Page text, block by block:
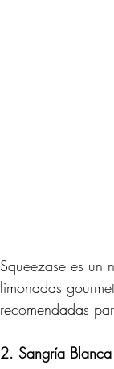
Squeezase es un
limonadas
recomendadas
2. Sangría